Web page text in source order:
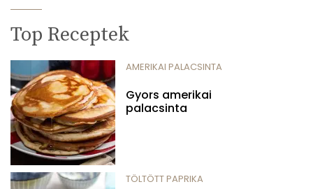
Top Receptek
AMERIKAI PALACSINTA
Gyors amerikai
palacsinta
TÖLTÖTT PAPRIKA